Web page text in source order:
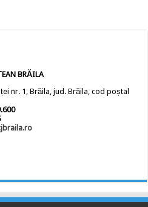
BRĂILA
nr. 1, Brăila, jud. Brăila, cod poștal